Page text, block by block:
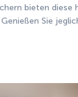
bieten diese
Sie